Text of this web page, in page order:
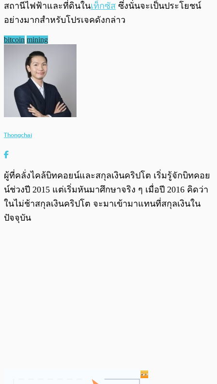
สถานีไฟฟ้าและที่ดินในเท็กซัส ซึ่งนั่นจะเป็นประโยชน์
อย่างมากสำหรับโปรเจคดังกล่าว
bitcoin mining
Thongchai
ผู้ที่คลั่งไคล้บิทคอยน์และสกุลเงินคริปโต เริ่มรู้จักบิทคอย
น์ช่วงปี 2015 แต่เริ่มหันมาศึกษาจริง ๆ เมื่อปี 2016 คิดว่า
ในไม่ช้าสกุลเงินคริปโต จะมาเข้ามาแทนที่สกุลเงินใน
ปัจจุบัน